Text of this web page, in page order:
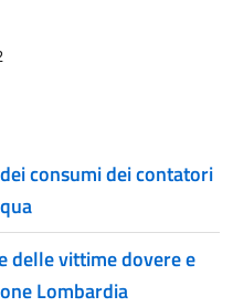
consumi dei contatori
delle vittime dovere e
Lombardia